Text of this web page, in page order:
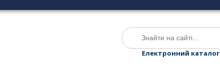
Ш
у
Електронний каталог